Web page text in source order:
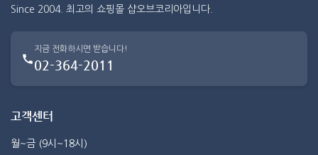
Since 2004. 최고의 쇼핑몰 샵오브코리아입니다.
지금 전화하시면 받습니다!
02-364-2011
고객센터
월~금 (9시~18시)